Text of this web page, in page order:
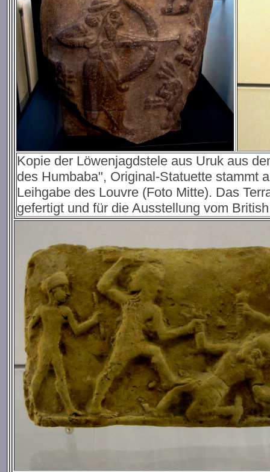
Kopie der Löwenjagdstele aus Uruk aus
des Humbaba", Original-Statuette stammt
Leihgabe des Louvre (Foto Mitte). Das
gefertigt und für die Ausstellung vom